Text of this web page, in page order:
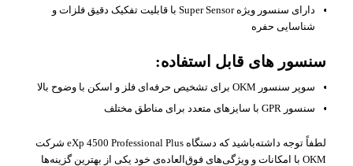
دارای سنسور ویژه Super Sensor با قابلیت تفکیک دقیق فلزات و
شناسایی حفره
سنسور های قابل استفاده:
سوپر سنسور OKM برای تشخیص حرفه‌ای فلز و اسکن با وضوح بالا
سنسور GPR با سایزهای متعدد برای مناطق مختلف
لطفاً توجه داشته‌باشید که دستگاه eXp 4500 Professional Plus شرکت
OKM با امکانات و ویژگی‌های فوق‌العاده‌ی خود یکی از بهترین گزینه‌ها